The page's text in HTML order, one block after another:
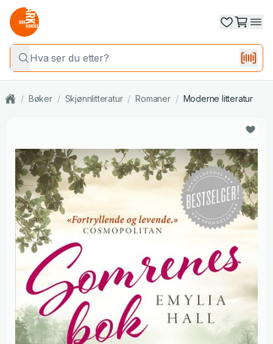
/ Bøker / Skjønnlitteratur / Romaner / Moderne litteratur